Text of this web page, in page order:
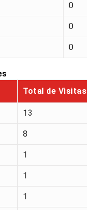
0
0
0
Total de Visitas
13
8
1
1
1